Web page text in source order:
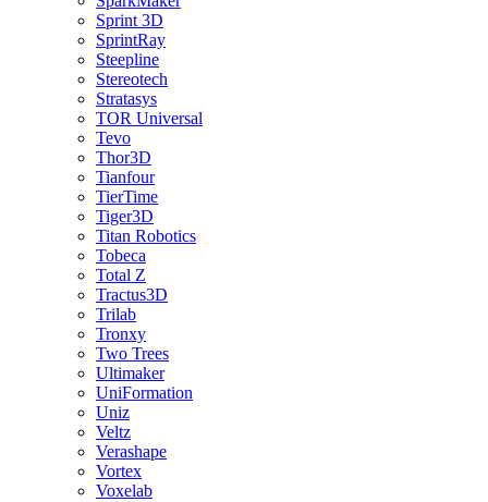
Sprint 3D
SprintRay
Steepline
Stereotech
Stratasys
TOR Universal
Tevo
Thor3D
Tianfour
TierTime
Tiger3D
Titan Robotics
Tobeca
Total Z
Tractus3D
Trilab
Tronxy
Two Trees
Ultimaker
UniFormation
Uniz
Veltz
Verashape
Vortex
Voxelab